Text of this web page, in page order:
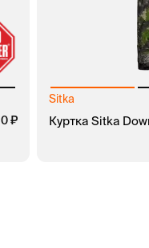
Sitka
Куртка Sitka
руб.